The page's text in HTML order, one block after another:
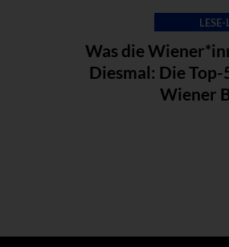
Was die
Diesmal: Die Top-
Wiener